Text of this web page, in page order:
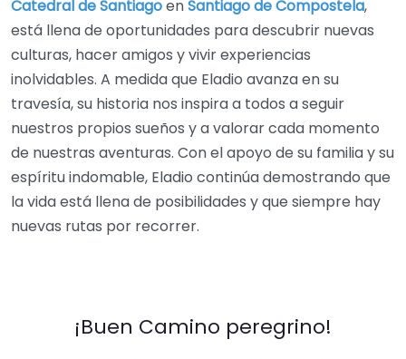
Catedral de SantiagoenSantiago de Compostela,
está llena de oportunidades para descubrir nuevas
culturas, hacer amigos y vivir experiencias
inolvidables. A medida que Eladio avanza en su
travesía, su historia nos inspira a todos a seguir
nuestros propios sueños y a valorar cada momento
de nuestras aventuras. Con el apoyo de su familia y su
espíritu indomable, Eladio continúa demostrando que
la vida está llena de posibilidades y que siempre hay
nuevas rutas por recorrer.
¡Buen Camino peregrino!